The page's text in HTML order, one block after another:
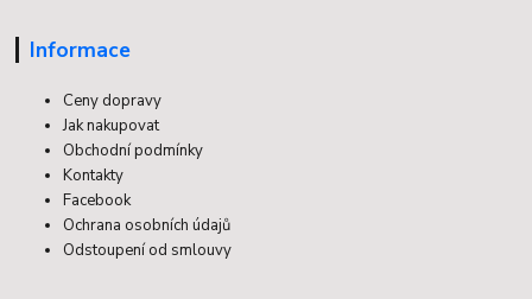
Informace
Ceny dopravy
Jak nakupovat
Obchodní podmínky
Kontakty
Facebook
Ochrana osobních údajů
Odstoupení od smlouvy